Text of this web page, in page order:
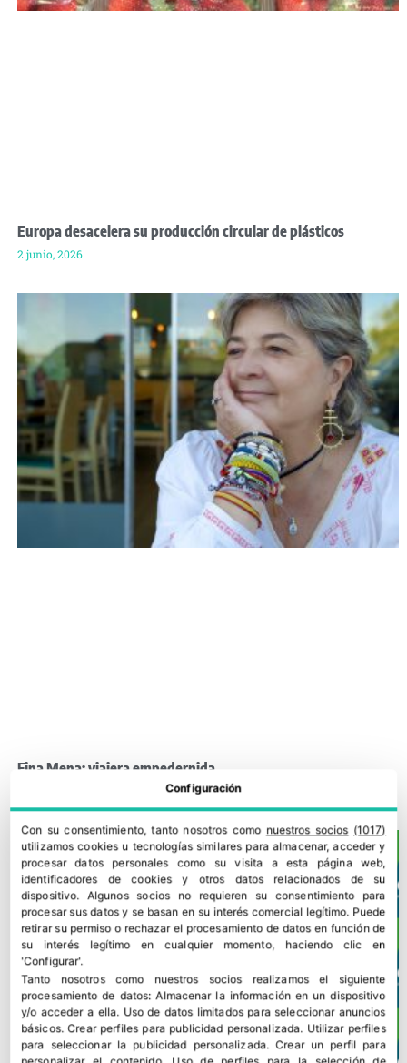
Europa desacelera su producción circular de plásticos
2 junio, 2026
Fina Mena: viajera empedernida
Configuración
Con su consentimiento, tanto nosotros como nuestros socios (1017)
utilizamos cookies u tecnologías similares para almacenar, acceder y
procesar datos personales como su visita a esta página web,
identificadores de cookies y otros datos relacionados de su
dispositivo. Algunos socios no requieren su consentimiento para
procesar sus datos y se basan en su interés comercial legítimo. Puede
retirar su permiso o rechazar el procesamiento de datos en función de
su interés legítimo en cualquier momento, haciendo clic en
'Configurar'.
Tanto nosotros como nuestros socios realizamos el siguiente
procesamiento de datos:Almacenar la información en un dispositivo
y/o acceder a ella. Uso de datos limitados para seleccionar anuncios
básicos.Crear perfiles para publicidad personalizada. Utilizar perfiles
para seleccionar la publicidad personalizada.Crear un perfil para